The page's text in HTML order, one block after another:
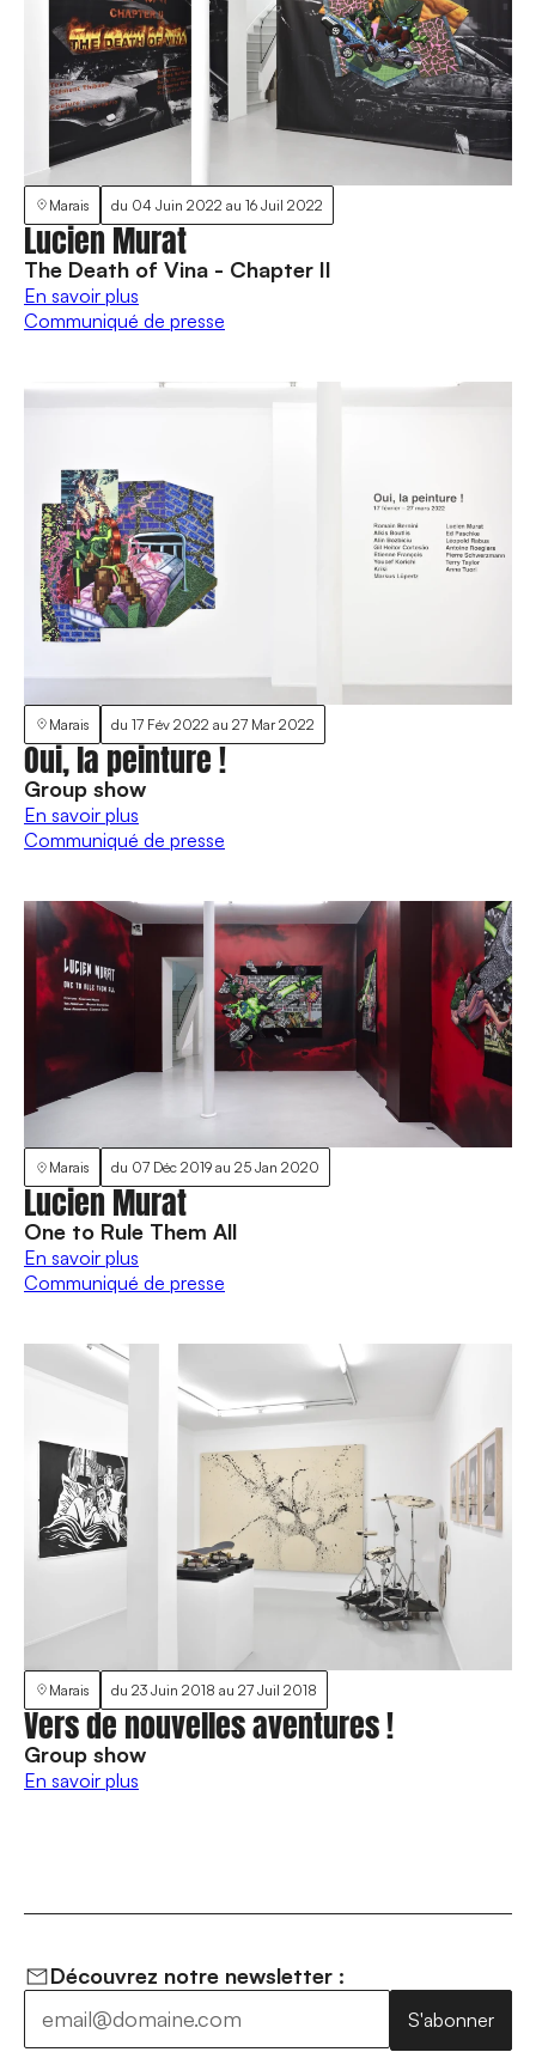
Marais du 04 Juin 2022 au 16 Juil 2022
Lucien Murat
The Death of Vina - Chapter II
En savoir plus
Communiqué de presse
Marais du 17 Fév 2022 au 27 Mar 2022
Oui, la peinture !
Group show
En savoir plus
Communiqué de presse
Marais du 07 Déc 2019 au 25 Jan 2020
Lucien Murat
One to Rule Them All
En savoir plus
Communiqué de presse
Marais du 23 Juin 2018 au 27 Juil 2018
Vers de nouvelles aventures !
Group show
En savoir plus
Découvrez notre newsletter :
S'abonner